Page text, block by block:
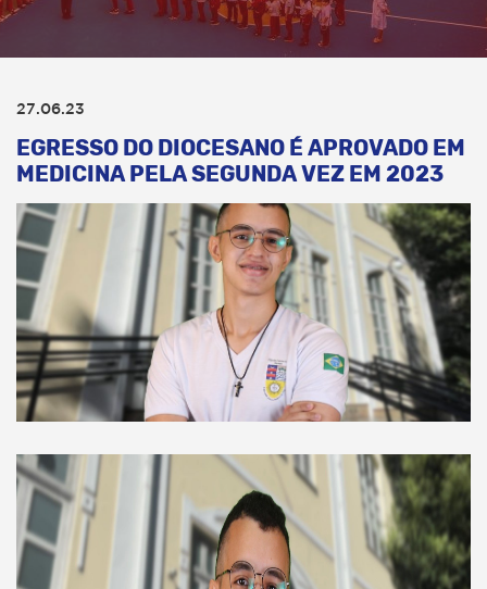
27.06.23
EGRESSO DO DIOCESANO É APROVADO EM
MEDICINA PELA SEGUNDA VEZ EM 2023